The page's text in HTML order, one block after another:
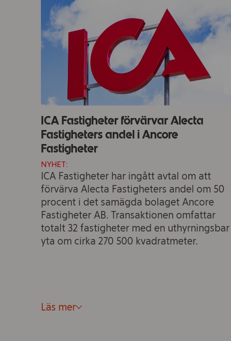
ICA Fastigheter förvärvar Alecta
Fastigheters andel i Ancore
Fastigheter
NYHET:
ICA Fastigheter har ingått avtal om att
förvärva Alecta Fastigheters andel om 50
procent i det samägda bolaget Ancore
Fastigheter AB. Transaktionen omfattar
totalt 32 fastigheter med en uthyrningsbar
yta om cirka 270 500 kvadratmeter.
Läs mer